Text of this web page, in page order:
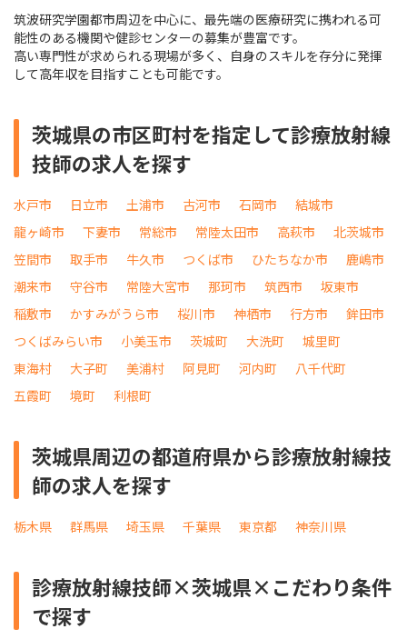
筑波研究学園都市周辺を中心に、最先端の医療研究に携われる可
能性のある機関や健診センターの募集が豊富です。
高い専門性が求められる現場が多く、自身のスキルを存分に発揮
して高年収を目指すことも可能です。
茨城県の市区町村を指定して診療放射線
技師の求人を探す
水戸市 日立市 土浦市 古河市 石岡市
結城市
龍ヶ崎市
下妻市 常総市 常陸太田市 高萩市
北茨城市
笠間市
取手市 牛久市 つくば市 ひたちなか市
鹿嶋市
潮来市
守谷市 常陸大宮市 那珂市 筑西市
坂東市
稲敷市
かすみがうら市 桜川市 神栖市 行方市
鉾田市
つくばみらい市
小美玉市 茨城町 大洗町
城里町
東海村
大子町 美浦村 阿見町 河内町
八千代町
五霞町
境町 利根町
茨城県周辺の都道府県から診療放射線技
師の求人を探す
栃木県 群馬県 埼玉県 千葉県 東京都 神奈川県
診療放射線技師×茨城県×こだわり条件
で探す